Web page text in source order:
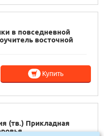
в повседневной
восточной
Купить
(тв.) Прикладная